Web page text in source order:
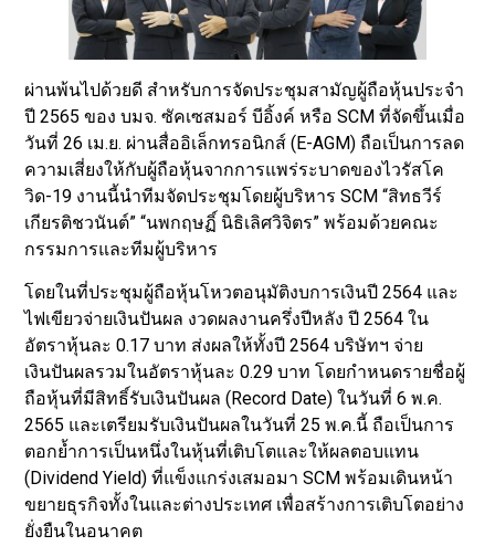
ผ่านพ้นไปด้วยดี สำหรับการจัดประชุมสามัญผู้ถือหุ้นประจำ
ปี 2565 ของ บมจ. ซัคเซสมอร์ บีอิ้งค์ หรือ SCM ที่จัดขึ้นเมื่อ
วันที่ 26 เม.ย. ผ่านสื่ออิเล็กทรอนิกส์ (E-AGM) ถือเป็นการลด
ความเสี่ยงให้กับผู้ถือหุ้นจากการแพร่ระบาดของไวรัสโค
วิด-19 งานนี้นำทีมจัดประชุมโดยผู้บริหาร SCM “สิทธวีร์
เกียรติชวนันต์” “นพกฤษฏิ์ นิธิเลิศวิจิตร” พร้อมด้วยคณะ
กรรมการและทีมผู้บริหาร
โดยในที่ประชุมผู้ถือหุ้นโหวตอนุมัติงบการเงินปี 2564 และ
ไฟเขียวจ่ายเงินปันผล งวดผลงานครึ่งปีหลัง ปี 2564 ใน
อัตราหุ้นละ 0.17 บาท ส่งผลให้ทั้งปี 2564 บริษัทฯ จ่าย
เงินปันผลรวมในอัตราหุ้นละ 0.29 บาท โดยกำหนดรายชื่อผู้
ถือหุ้นที่มีสิทธิ์รับเงินปันผล (Record Date) ในวันที่ 6 พ.ค.
2565 และเตรียมรับเงินปันผลในวันที่ 25 พ.ค.นี้ ถือเป็นการ
ตอกย้ำการเป็นหนึ่งในหุ้นที่เติบโตและให้ผลตอบแทน
(Dividend Yield) ที่แข็งแกร่งเสมอมา SCM พร้อมเดินหน้า
ขยายธุรกิจทั้งในและต่างประเทศ เพื่อสร้างการเติบโตอย่าง
ยั่งยืนในอนาคต